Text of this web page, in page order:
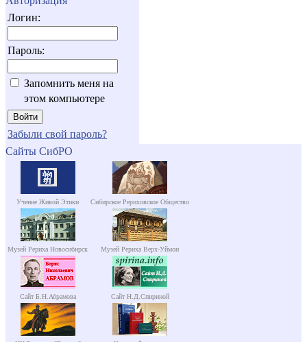
Логин:
Пароль:
Запомнить меня на
этом компьютере
Забыли свой пароль?
Сайты СибРО
Учение Живой Этики Сибирское Рериховское Общество
Музей Рериха Новосибирск Музей Рериха Верх-Уймон
Сайт Б.Н.Абрамова Сайт Н.Д.Спириной